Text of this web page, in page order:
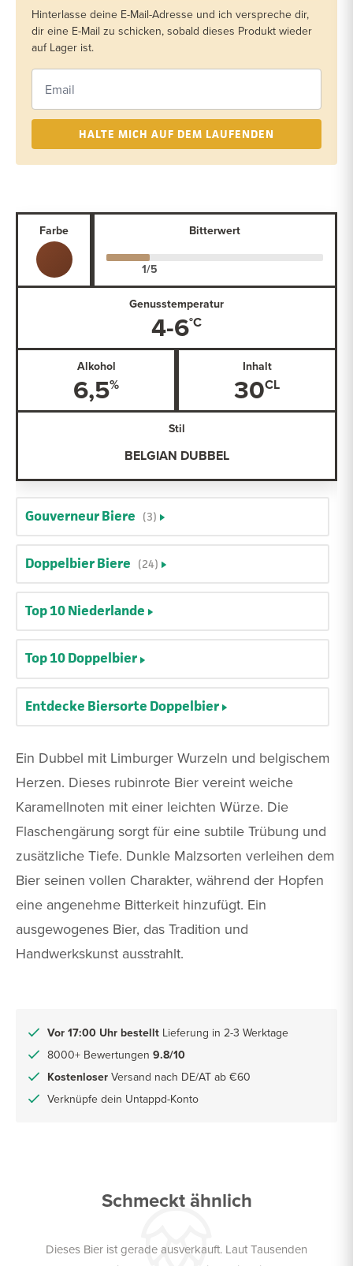
Hinterlasse deine E-Mail-Adresse und ich verspreche dir,
dir eine E-Mail zu schicken, sobald dieses Produkt wieder
auf Lager ist.
HALTE MICH AUF DEM LAUFENDEN
Ein Dubbel mit Limburger Wurzeln und belgischem
Herzen. Dieses rubinrote Bier vereint weiche
Karamellnoten mit einer leichten Würze. Die
Flaschengärung sorgt für eine subtile Trübung und
zusätzliche Tiefe. Dunkle Malzsorten verleihen dem
Bier seinen vollen Charakter, während der Hopfen
eine angenehme Bitterkeit hinzufügt. Ein
ausgewogenes Bier, das Tradition und
Handwerkskunst ausstrahlt.
Vor 17:00 Uhr bestellt Lieferung in 2-3 Werktage
8000+ Bewertungen 9.8/10
Kostenloser Versand nach DE/AT ab €60
Verknüpfe dein Untappd-Konto
Farbe Bitterwert
Genusstemperatur
4-6
Alkohol
6,5
Inhalt
30
Stil
BELGIAN DUBBEL
Gouverneur Biere (3)
Doppelbier Biere (24)
Top 10 Niederlande
Top 10 Doppelbier
Entdecke Biersorte Doppelbier
Schmeckt ähnlich
Dieses Bier ist gerade ausverkauft. Laut Tausenden